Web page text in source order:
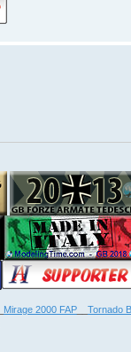
Mirage 2000 FAP Tornado